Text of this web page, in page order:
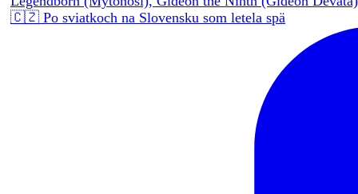
🇨🇿 Po sviatkoch na Slovensku som letela spä